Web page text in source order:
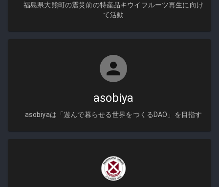
福島県大熊町の震災前の特産品キウイフルーツ再生に向け
て活動
asobiya
asobiyaは「遊んで暮らせる世界をつくるDAO」を目指す